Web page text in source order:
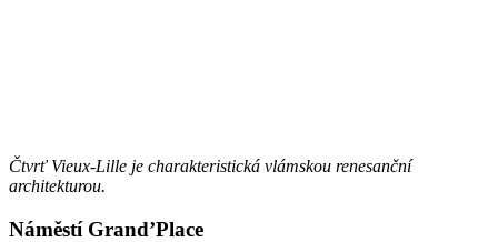
Čtvrť Vieux-Lille je charakteristická vlámskou renesanční
architekturou.
Náměstí Grand’Place